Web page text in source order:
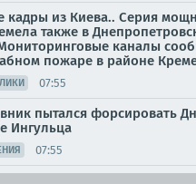
кадры из Киева.. Серия
также в
каналы
пожаре в районе
07:55
пытался форсировать
Ингульца
07:55